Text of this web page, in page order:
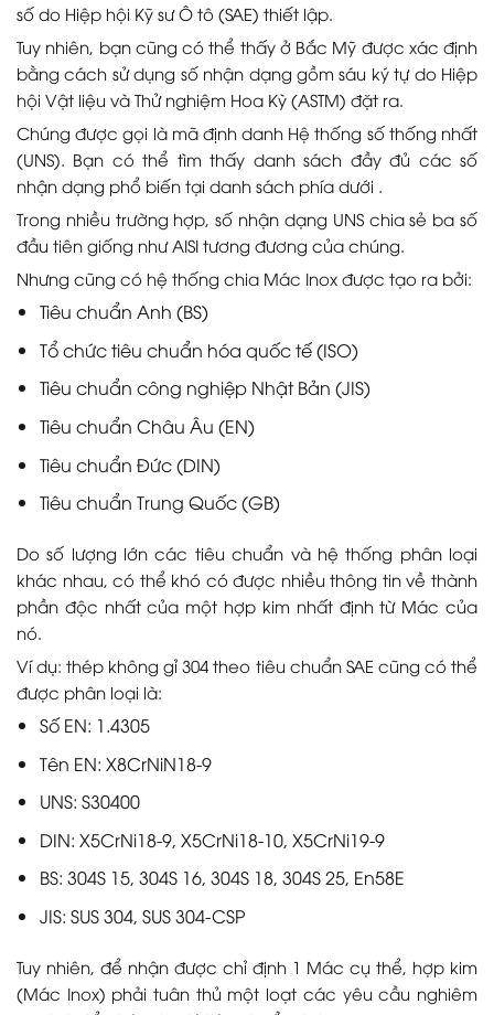
số do Hiệp hội Kỹ sư Ô tô (SAE) thiết lập.
Tuy nhiên, bạn cũng có thể thấy ở Bắc Mỹ được xác định
bằng cách sử dụng số nhận dạng gồm sáu ký tự do Hiệp
hội Vật liệu và Thử nghiệm Hoa Kỳ (ASTM) đặt ra.
Chúng được gọi là mã định danh Hệ thống số thống nhất
(UNS). Bạn có thể tìm thấy danh sách đầy đủ các số
nhận dạng phổ biến tại danh sách phía dưới .
Trong nhiều trường hợp, số nhận dạng UNS chia sẻ ba số
đầu tiên giống như AISI tương đương của chúng.
Nhưng cũng có hệ thống chia Mác Inox được tạo ra bởi:
Tiêu chuẩn Anh (BS)
Tổ chức tiêu chuẩn hóa quốc tế (ISO)
Tiêu chuẩn công nghiệp Nhật Bản (JIS)
Tiêu chuẩn Châu Âu (EN)
Tiêu chuẩn Đức (DIN)
Tiêu chuẩn Trung Quốc (GB)
Do số lượng lớn các tiêu chuẩn và hệ thống phân loại
khác nhau, có thể khó có được nhiều thông tin về thành
phần độc nhất của một hợp kim nhất định từ Mác của
nó.
Ví dụ: thép không gỉ 304 theo tiêu chuẩn SAE cũng có thể
được phân loại là:
Số EN: 1.4305
Tên EN: X8CrNiN18-9
UNS: S30400
DIN: X5CrNi18-9, X5CrNi18-10, X5CrNi19-9
BS: 304S 15, 304S 16, 304S 18, 304S 25, En58E
JIS: SUS 304, SUS 304-CSP
Tuy nhiên, để nhận được chỉ định 1 Mác cụ thể, hợp kim
(Mác Inox) phải tuân thủ một loạt các yêu cầu nghiêm